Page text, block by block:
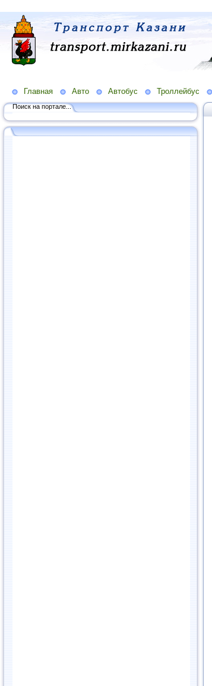
Главная Авто Автобус Троллейбус
Поиск на портале...